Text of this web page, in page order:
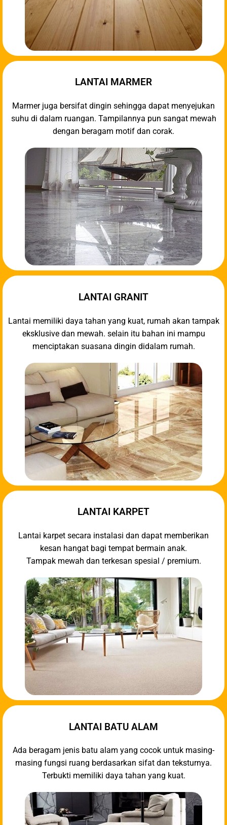
LANTAI MARMER
Marmer juga bersifat dingin sehingga dapat menyejukan
suhu di dalam ruangan. Tampilannya pun sangat mewah
dengan beragam motif dan corak.
LANTAI GRANIT
Lantai memiliki daya tahan yang kuat, rumah akan tampak
eksklusive dan mewah. selain itu bahan ini mampu
menciptakan suasana dingin didalam rumah.
LANTAI KARPET
Lantai karpet secara instalasi dan dapat memberikan
kesan hangat bagi tempat bermain anak.
Tampak mewah dan terkesan spesial / premium.
LANTAI BATU ALAM
Ada beragam jenis batu alam yang cocok untuk masing-
masing fungsi ruang berdasarkan sifat dan teksturnya.
Terbukti memiliki daya tahan yang kuat.